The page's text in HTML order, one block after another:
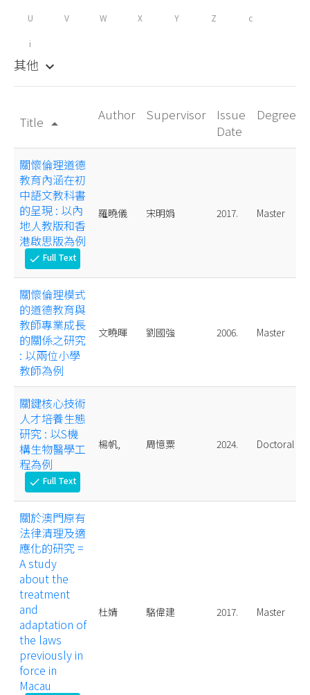
U V W X Y Z c
i
其他 keyboard_arrow_down
Title arrow_drop_up
Author Supervisor
Issue
Date
Degree
關懷倫理道德
教育內涵在初
中語文教科書
的呈現 : 以內
地人教版和香
港啟思版為例
check Full Text
羅曉儀 宋明娟 2017. Master
關懷倫理模式
的道德教育與
教師專業成長
的關係之研究
: 以兩位小學
教師為例
文曉暉 劉國強 2006. Master
關鍵核心技術
人才培養生態
研究 : 以S機
構生物醫學工
程為例
check Full Text
楊帆, 周憶粟 2024. Doctoral
關於澳門原有
法律清理及適
應化的研究 =
A study
about the
treatment
and
adaptation of
the laws
previously in
force in
Macau
杜婧 駱偉建 2017. Master